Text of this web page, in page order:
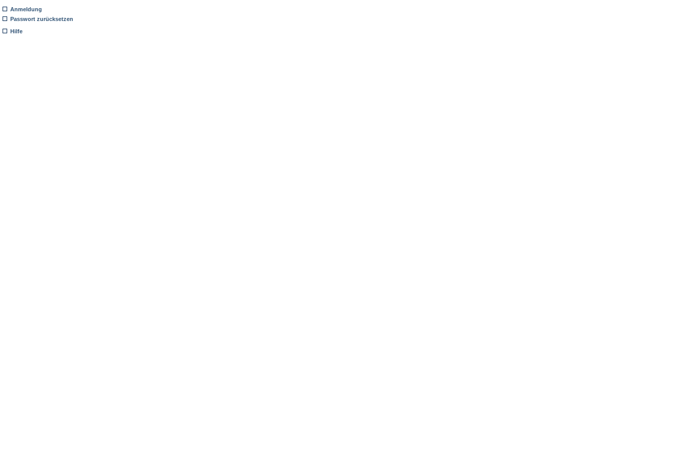
Anmeldung
Passwort zurücksetzen
Hilfe